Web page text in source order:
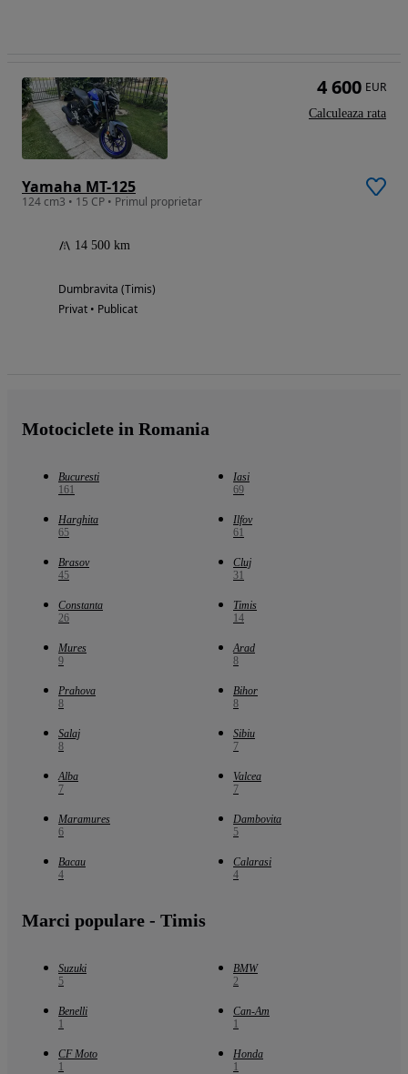
Yamaha MT-125
124 cm3 • 15 CP • Primul proprietar
14 500 km
Dumbravita (Timis)
Privat • Publicat
4 600 EUR
Calculeaza rata
Motociclete in Romania
Bucuresti
161
Iasi
69
Harghita
65
Ilfov
61
Brasov
45
Cluj
31
Constanta
26
Timis
14
Mures
9
Arad
8
Prahova
8
Bihor
8
Salaj
8
Sibiu
7
Alba
7
Valcea
7
Maramures
6
Dambovita
5
Bacau
4
Calarasi
4
Marci populare - Timis
Suzuki
5
BMW
2
Benelli
1
Can-Am
1
CF Moto
1
Honda
1